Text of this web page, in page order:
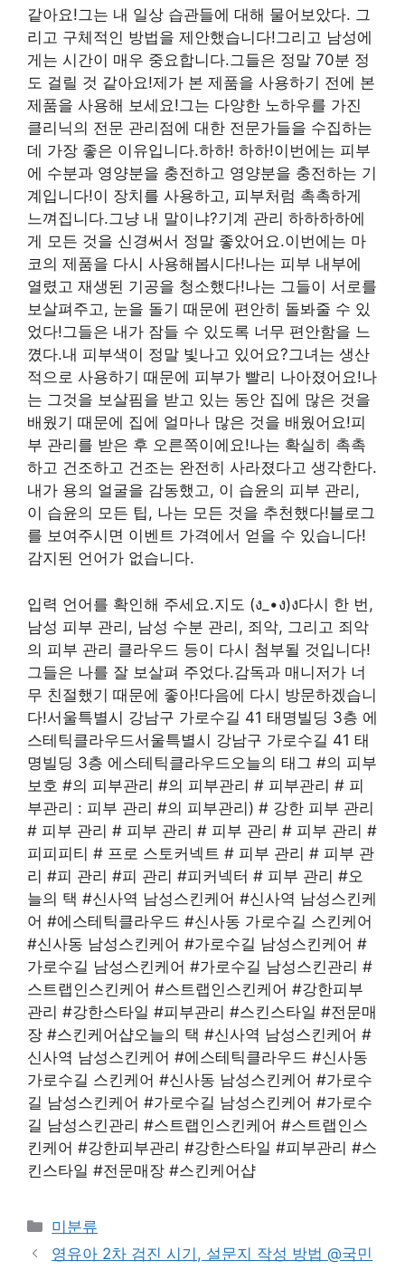
같아요!그는 내 일상 습관들에 대해 물어보았다. 그
리고 구체적인 방법을 제안했습니다!그리고 남성에
게는 시간이 매우 중요합니다.그들은 정말 70분 정
도 걸릴 것 같아요!제가 본 제품을 사용하기 전에 본
제품을 사용해 보세요!그는 다양한 노하우를 가진
클리닉의 전문 관리점에 대한 전문가들을 수집하는
데 가장 좋은 이유입니다.하하! 하하!이번에는 피부
에 수분과 영양분을 충전하고 영양분을 충전하는 기
계입니다!이 장치를 사용하고, 피부처럼 촉촉하게
느껴집니다.그냥 내 말이냐?기계 관리 하하하하에
게 모든 것을 신경써서 정말 좋았어요.이번에는 마
코의 제품을 다시 사용해봅시다!나는 피부 내부에
열렸고 재생된 기공을 청소했다!나는 그들이 서로를
보살펴주고, 눈을 돌기 때문에 편안히 돌봐줄 수 있
었다!그들은 내가 잠들 수 있도록 너무 편안함을 느
꼈다.내 피부색이 정말 빛나고 있어요?그녀는 생산
적으로 사용하기 때문에 피부가 빨리 나아졌어요!나
는 그것을 보살핌을 받고 있는 동안 집에 많은 것을
배웠기 때문에 집에 얼마나 많은 것을 배웠어요!피
부 관리를 받은 후 오른쪽이에요!나는 확실히 촉촉
하고 건조하고 건조는 완전히 사라졌다고 생각한다.
내가 용의 얼굴을 감동했고, 이 습윤의 피부 관리,
이 습윤의 모든 팁, 나는 모든 것을 추천했다!블로그
를 보여주시면 이벤트 가격에서 얻을 수 있습니다!
감지된 언어가 없습니다.
입력 언어를 확인해 주세요.지도 (ง_•ง)ง다시 한 번,
남성 피부 관리, 남성 수분 관리, 죄악, 그리고 죄악
의 피부 관리 클라우드 등이 다시 첨부될 것입니다!
그들은 나를 잘 보살펴 주었다.감독과 매니저가 너
무 친절했기 때문에 좋아!다음에 다시 방문하겠습니
다!서울특별시 강남구 가로수길 41 태명빌딩 3층 에
스테틱클라우드서울특별시 강남구 가로수길 41 태
명빌딩 3층 에스테틱클라우드오늘의 태그 #의 피부
보호 #의 피부관리 #의 피부관리 # 피부관리 # 피
부관리 : 피부 관리 #의 피부관리) # 강한 피부 관리
# 피부 관리 # 피부 관리 # 피부 관리 # 피부 관리 #
피피피티 # 프로 스토커넥트 # 피부 관리 # 피부 관
리 #피 관리 #피 관리 #피커넥터 # 피부 관리 #오
늘의 택 #신사역 남성스킨케어 #신사역 남성스킨케
어 #에스테틱클라우드 #신사동 가로수길 스킨케어
#신사동 남성스킨케어 #가로수길 남성스킨케어 #
가로수길 남성스킨케어 #가로수길 남성스킨관리 #
스트랩인스킨케어 #스트랩인스킨케어 #강한피부
관리 #강한스타일 #피부관리 #스킨스타일 #전문매
장 #스킨케어샵오늘의 택 #신사역 남성스킨케어 #
신사역 남성스킨케어 #에스테틱클라우드 #신사동
가로수길 스킨케어 #신사동 남성스킨케어 #가로수
길 남성스킨케어 #가로수길 남성스킨케어 #가로수
길 남성스킨관리 #스트랩인스킨케어 #스트랩인스
킨케어 #강한피부관리 #강한스타일 #피부관리 #스
킨스타일 #전문매장 #스킨케어샵
Categories
미분류
영유아 2차 검진 시기, 설문지 작성 방법 @국민